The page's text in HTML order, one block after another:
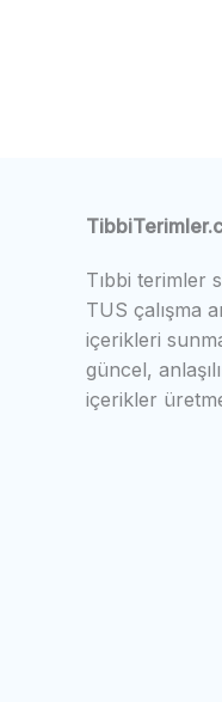
Tıbbi terimler
TUS çalışma
içerikleri
güncel,
içerikler